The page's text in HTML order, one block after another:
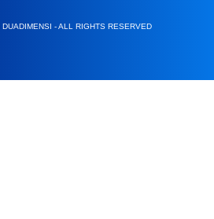
- ALL RIGHTS RESERVED